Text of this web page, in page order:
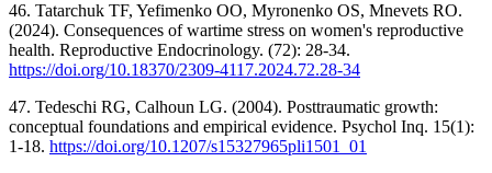
46. Tatarchuk TF, Yefimenko OO, Myronenko OS, Mnevets RO.
(2024). Consequences of wartime stress on women's reproductive
health. Reproductive Endocrinology. (72): 28-34.
https://doi.org/10.18370/2309-4117.2024.72.28-34
47. Tedeschi RG, Calhoun LG. (2004). Posttraumatic growth:
conceptual foundations and empirical evidence. Psychol Inq. 15(1):
1-18. https://doi.org/10.1207/s15327965pli1501_01